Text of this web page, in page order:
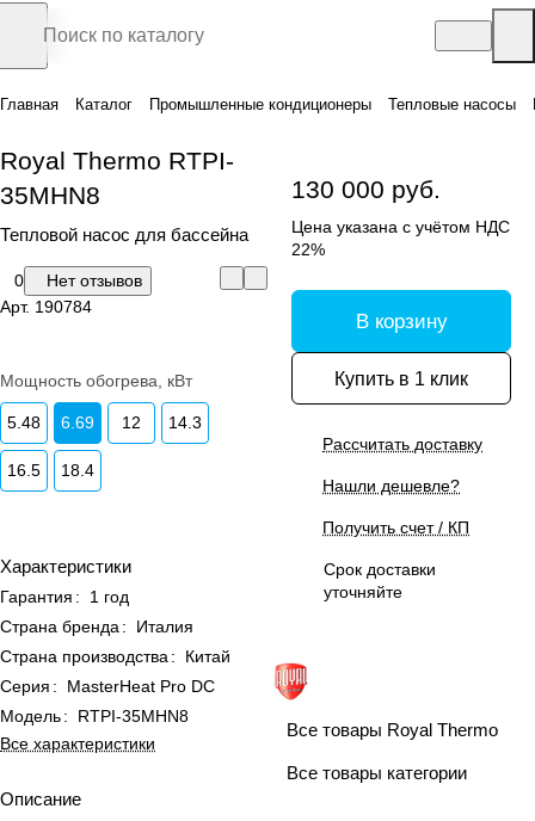
Главная Каталог Промышленные кондиционеры Тепловые насосы
Royal Thermo RTPI-
35MHN8
Тепловой насос для бассейна
0
Нет отзывов
Арт. 190784
Мощность обогрева, кВт
5.48 6.69 12 14.3
16.5 18.4
Характеристики
Гарантия :
1 год
Страна бренда :
Италия
Страна производства :
Китай
Серия :
MasterHeat Pro DC
Модель:
RTPI-35MHN8
Все характеристики
Описание
130 000 руб.
Цена указана с учётом НДС
22%
В корзину
Купить в 1 клик
Рассчитать доставку
Нашли дешевле?
Получить счет / КП
Срок доставки
уточняйте
Все товары Royal Thermo
Все товары категории